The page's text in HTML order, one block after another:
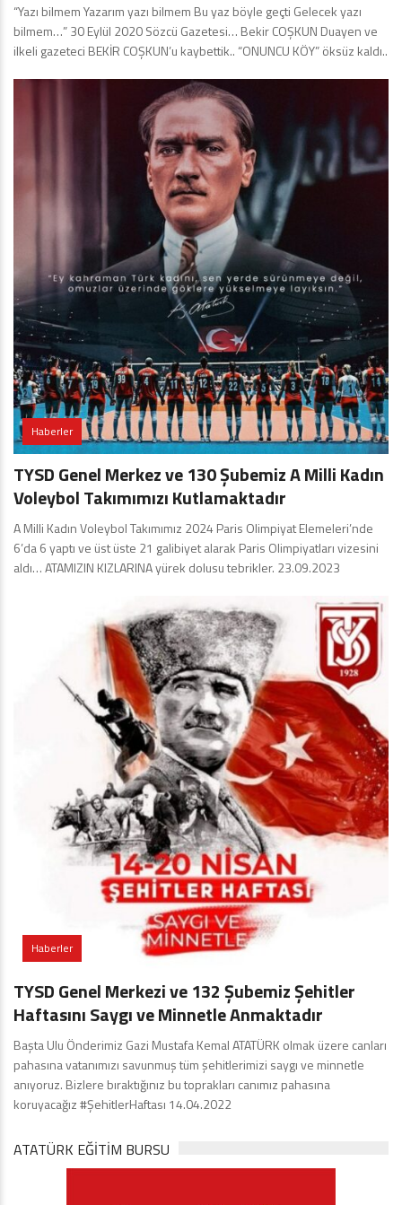
“Yazı bilmem Yazarım yazı bilmem Bu yaz böyle geçti Gelecek yazı
bilmem…” 30 Eylül 2020 Sözcü Gazetesi… Bekir COŞKUN Duayen ve
ilkeli gazeteci BEKİR COŞKUN’u kaybettik.. “ONUNCU KÖY” öksüz kaldı..
Haberler
TYSD Genel Merkez ve 130 Şubemiz A Milli Kadın
Voleybol Takımımızı Kutlamaktadır
A Milli Kadın Voleybol Takımımız 2024 Paris Olimpiyat Elemeleri’nde
6’da 6 yaptı ve üst üste 21 galibiyet alarak Paris Olimpiyatları vizesini
aldı… ATAMIZIN KIZLARINA yürek dolusu tebrikler. 23.09.2023
Haberler
TYSD Genel Merkezi ve 132 Şubemiz Şehitler
Haftasını Saygı ve Minnetle Anmaktadır
Başta Ulu Önderimiz Gazi Mustafa Kemal ATATÜRK olmak üzere canları
pahasına vatanımızı savunmuş tüm şehitlerimizi saygı ve minnetle
anıyoruz. Bizlere bıraktığınız bu toprakları canımız pahasına
koruyacağız #ŞehitlerHaftası 14.04.2022
ATATÜRK EĞITIM BURSU